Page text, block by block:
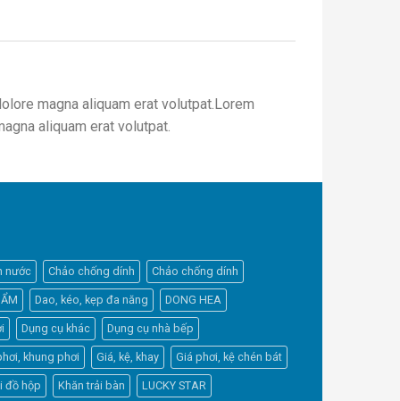
magna aliquam erat volutpat.Lorem
aliquam erat volutpat.
nước Chảo chống dính Chảo chống dính
Dao, kéo, kẹp đa năng DONG HEA
Dụng cụ khác Dụng cụ nhà bếp
khung phơi Giá, kệ, khay Giá phơi, kệ chén bát
đồ hộp Khăn trải bàn LUCKY STAR
Elfsight
Typically replies within a day